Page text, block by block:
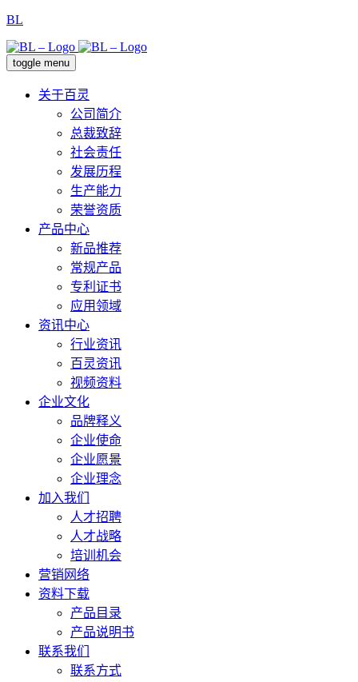
BL
toggle menu
关于百灵
公司简介
总裁致辞
社会责任
发展历程
生产能力
荣誉资质
产品中心
新品推荐
常规产品
专利证书
应用领域
资讯中心
行业资讯
百灵资讯
视频资料
企业文化
品牌释义
企业使命
企业愿景
企业理念
加入我们
人才招聘
人才战略
培训机会
营销网络
资料下载
产品目录
产品说明书
联系我们
联系方式